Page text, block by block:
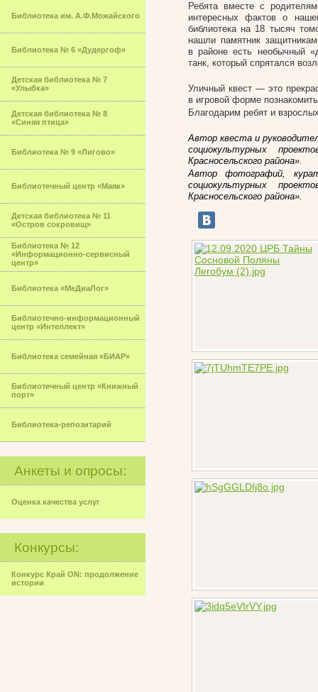
Библиотека им. А.Ф.Можайского
Библиотека № 6 «Дудергоф»
Детская библиотека № 7
«Улыбка»
Детская библиотека № 8
«Синяя птица»
Библиотека № 9 «Лигово»
Библиотечный центр «Маяк»
Детская библиотека № 11
«Остров сокровищ»
Библиотека № 12
«Информационно-сервисный
центр»
Библиотека «МеДиаЛог»
Библиотечно-информационный
центр «Интеллект»
Библиотека семейная «БИАР»
Библиотечный центр «Книжный
порт»
Библиотека-репозитарий
Анкеты и опросы:
Оценка качества услуг
Конкурсы:
Конкурс Край ON: продолжение
истории
Ребята вместе с
интересных фактов о
библиотека на 18 тысяч
нашли памятник
в районе есть необычный
танк, который спрятался
Уличный квест — это
в игровой форме
Благодарим ребят и
Автор квеста и
социокультурных
Красносельского района».
Автор фотографий,
социокультурных
Красносельского района».